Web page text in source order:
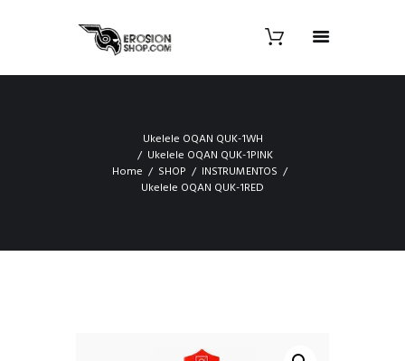
Ukelele OQAN QUK-1WH
Ukelele OQAN QUK-1PINK
Home
SHOP
INSTRUMENTOS
Ukelele OQAN QUK-1RED